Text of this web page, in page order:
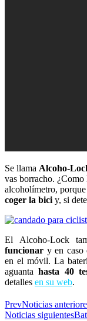
Se llama Alcoho-
vas borracho.
alcoholímetro,
coger la bici y, si
El Alcoho-Lock
funcionar y en caso
en el móvil. La
aguantahasta 40
detalles en su web.
PrevNoticias
Noticias siguientes